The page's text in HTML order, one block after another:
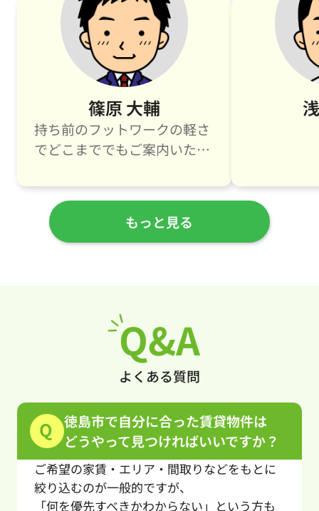
「小松島市は住みやすいのか」
「生活環境はどのようなものか」
と悩まれている方も多いのではな
いでしょうか。本記事では、小松
島市の暮らしやすさに関する特徴
や生活環境、医療・教育...
2026.06.13
空き家を売却せず活用する方法と
は？補助金を使った具体的な進
め...
のまま売却せずに活用すべきかど
ていないでしょうか。固定資産税
や管理の負担は気になりつつも、
思い出が詰まった家を手放す決断
は簡単ではありません...
篠原 大輔
持ち前のフットワークの軽さ
でどこまででもご案内いたし
もっと見る
Q&A
よくある質問
Q
徳島市で自分に合った賃貸物件は
どうやって見つければいいですか？
ご希望の家賃・エリア・間取りなどをもとに
絞り込むのが一般的ですが、
「何を優先すべきかわからない」という方も